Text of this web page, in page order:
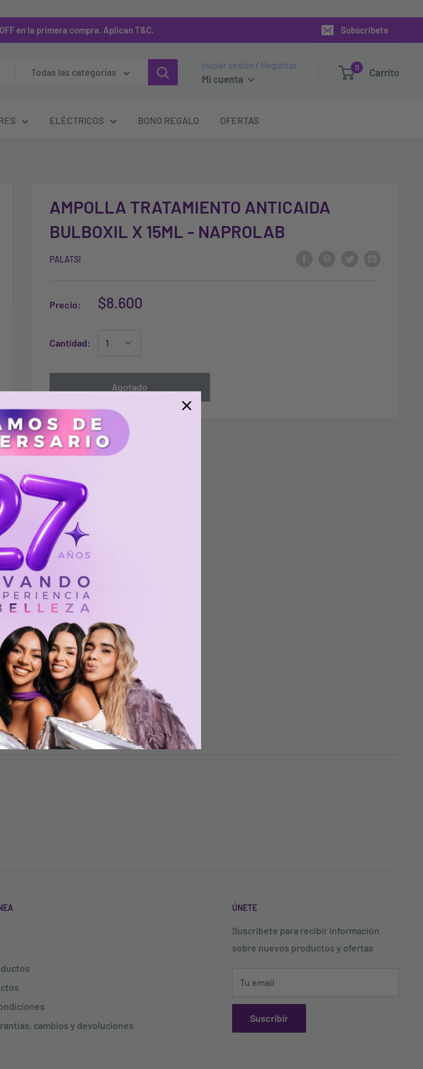
en la primera compra. Aplican T&C. Subscribete
Todas las categorias
Iniciar sesión / Registrar
Mi cuenta
0 Carrito
ELÉCTRICOS BONO REGALO OFERTAS
AMPOLLA TRATAMIENTO ANTICAIDA
BULBOXIL X 15ML - NAPROLAB
PALATSI
Precio: $8.600
Cantidad:
Agotado
cambios y devoluciones
ÚNETE
Suscribete para recibir información
sobre nuevos productos y ofertas
Tu email
Suscribir